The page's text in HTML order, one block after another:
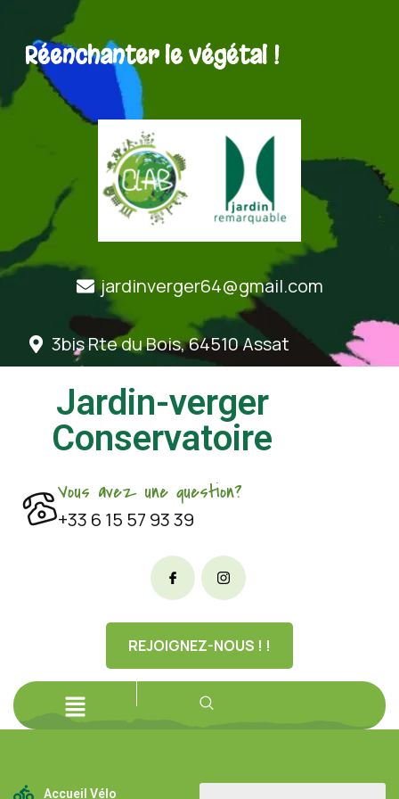
Réenchanter le végétal !
jardinverger64@gmail.com
3bis Rte du Bois, 64510 Assat
Jardin-verger
Conservatoire
Vous avez une question?
+33 6 15 57 93 39
REJOIGNEZ-NOUS ! !
Accueil Vélo